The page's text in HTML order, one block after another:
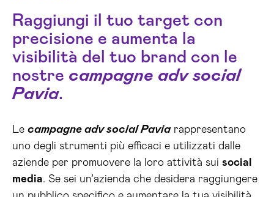
Raggiungi il tuo target con
precisione e aumenta la
visibilità del tuo brand con le
nostre campagne adv social
Pavia.
Le campagne adv social Paviarappresentano
uno degli strumenti più efficaci e utilizzati dalle
aziende per promuovere la loro attività sui social
media. Se sei un’azienda che desidera raggiungere